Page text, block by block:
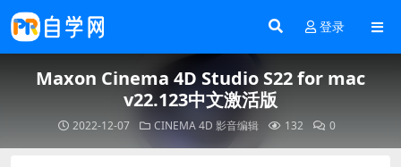
登录
Maxon Cinema 4D Studio S22 for mac
v22.123中文激活版
2022-12-07 CINEMA 4D 影音编辑 132 0